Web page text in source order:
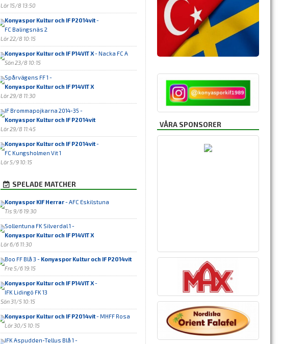
Lör 15/8 13:50
Konyaspor Kultur och IF P2014vit-
FC Balingsnäs 2
Lör 22/8 10:15
Konyaspor Kultur och IF P14VIT X- Nacka FC A
Sön 23/8 10:15
Spårvägens FF 1 -
Konyaspor Kultur och IF P14VIT X
Lör 29/8 11:30
IF Brommapojkarna 2014-35 -
Konyaspor Kultur och IF P2014vit
Lör 29/8 11:45
Konyaspor Kultur och IF P2014vit-
FC Kungsholmen Vit 1
Lör 5/9 10:15
SPELADE MATCHER
Konyaspor KIF Herrar- AFC Eskilstuna
Tis 9/6 19:30
Sollentuna FK Silverdal 1 -
Konyaspor Kultur och IF P14VIT X
Lör 6/6 11:30
Boo FF Blå 3 - Konyaspor Kultur och IF P2014vit
Fre 5/6 19:15
Konyaspor Kultur och IF P14VIT X-
IFK Lidingö FK 13
Sön 31/5 10:15
Konyaspor Kultur och IF P2014vit- MHFF Rosa
Lör 30/5 10:15
IFK Aspudden-Tellus Blå 1 -
VÅRA SPONSORER